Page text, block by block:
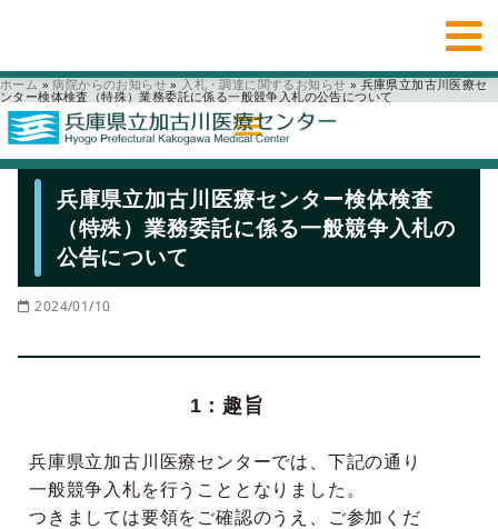
ホーム » 病院からのお知らせ » 入札・調達に関するお知らせ » 兵庫県立加古川医療セ
ンター検体検査（特殊）業務委託に係る一般競争入札の公告について
兵庫県立加古川医療センター検体検査
（特殊）業務委託に係る一般競争入札の
公告について
2024/01/10
1：趣旨
兵庫県立加古川医療センターでは、下記の通り
一般競争入札を行うこととなりました。
つきましては要領をご確認のうえ、ご参加くだ